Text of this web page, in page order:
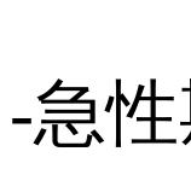
-急